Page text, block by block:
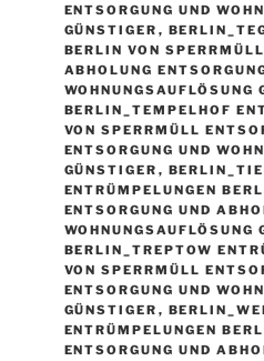
ENTSORGUNG UND
GÜNSTIGER ,
BERLIN VON
ABHOLUNG
WOHNUNGSAUFLÖSUNG
BERLIN_TEMPELHOF
VON SPERRMÜLL
ENTSORGUNG UND
GÜNSTIGER ,
ENTRÜMPELUNGEN
ENTSORGUNG UND
WOHNUNGSAUFLÖSUNG
BERLIN_TREPTOW
VON SPERRMÜLL
ENTSORGUNG UND
GÜNSTIGER ,
ENTRÜMPELUNGEN
ENTSORGUNG UND